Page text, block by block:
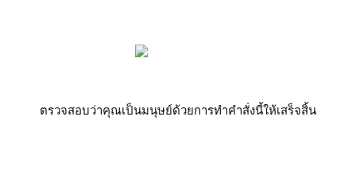
ตรวจสอบว่าคุณเป็นมนุษย์ด้วยการทำคำสั่งนี้ให้เสร็จสิ้น